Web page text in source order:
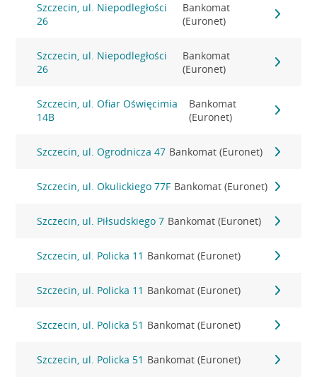
Szczecin, ul. Niepodległości
26
Bankomat
(Euronet)
Szczecin, ul. Niepodległości
26
Bankomat
(Euronet)
Szczecin, ul. Ofiar Oświęcimia
14B
Bankomat
(Euronet)
Szczecin, ul. Ogrodnicza 47 Bankomat (Euronet)
Szczecin, ul. Okulickiego 77F Bankomat (Euronet)
Szczecin, ul. Piłsudskiego 7 Bankomat (Euronet)
Szczecin, ul. Policka 11 Bankomat (Euronet)
Szczecin, ul. Policka 11 Bankomat (Euronet)
Szczecin, ul. Policka 51 Bankomat (Euronet)
Szczecin, ul. Policka 51 Bankomat (Euronet)